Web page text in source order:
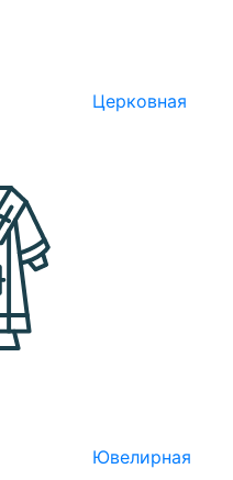
Церковная
Ювелирная